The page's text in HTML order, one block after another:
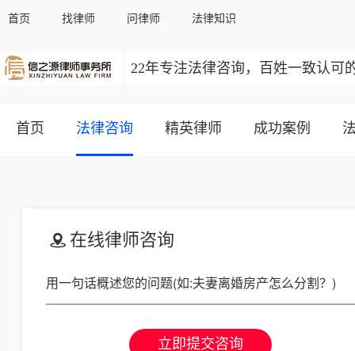
首页 找律师 问律师 法律知识
22年专注法律咨询，百姓一致认可
首页 法律咨询 精英律师 成功案例
在线律师咨询
立即提交咨询